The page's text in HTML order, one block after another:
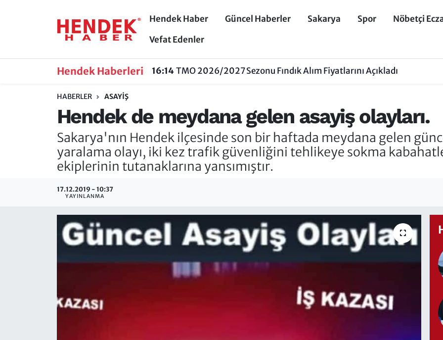
Hendek Haber Güncel Haberler Sakarya Spor
Nöbetçi
Vefat Edenler
Hendek Haberleri 16:14TMO 2026/2027 Sezonu Fındık Alım Fiyatlarını Açıkladı
HABERLER ASAYIŞ
Hendek de meydana gelen asayiş olayları.
Sakarya'nın Hendek ilçesinde son bir haftada meydana gelen
yaralama olayı, iki kez trafik güvenliğini tehlikeye sokma
ekiplerinin tutanaklarına yansımıştır.
17.12.2019 - 10:37
YAYINLANMA
Hendek Haber
Nöbetçi Eczaneler
Vefat Edenler
Hendek Haber
Sakarya
Hakkında
Hendek Haber Reklam Servisi
İletişim
Sakarya Nöbetçi Eczaneler
Süper Lig Puan Durumu ve Fikstür
Tüm Manşetler
Son Dakika Haberleri
Haber Arşivi